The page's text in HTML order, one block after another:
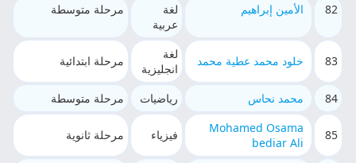
82
الأمين إبراهيم
لغة
عربية
مرحلة متوسطة
83 خلود محمد عطية محمد
لغة
انجليزية
مرحلة ابتدائية
84 محمد نحاس رياضيات مرحلة متوسطة
85
Mohamed Osama
bediar Ali
فيزياء مرحلة ثانوية